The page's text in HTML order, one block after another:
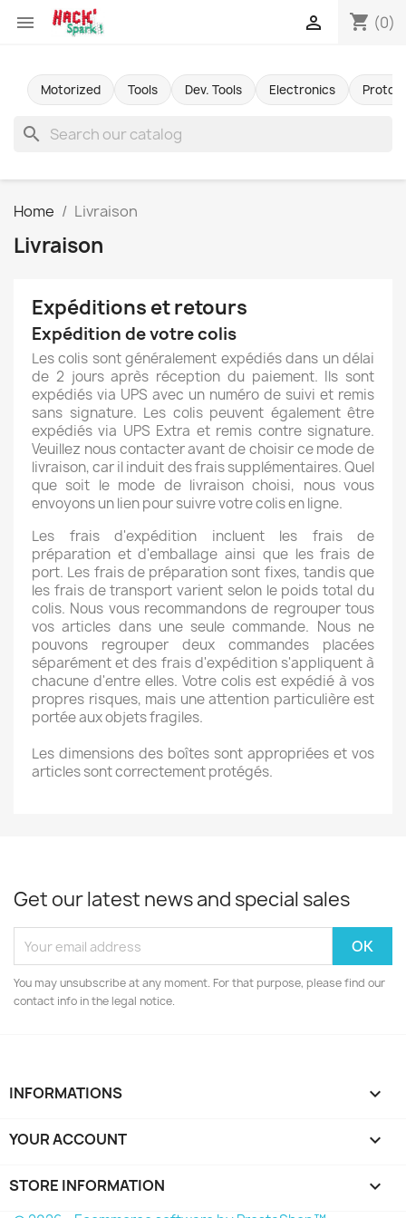
 shopping_cart (0)

Motorized Tools Dev. Tools Electronics
search
Home Livraison
Livraison
Expéditions et retours
Expédition de votre colis
Les colis sont généralement expédiés dans un délai
de 2 jours après réception du paiement. Ils sont
expédiés via UPS avec un numéro de suivi et remis
sans signature. Les colis peuvent également être
expédiés via UPS Extra et remis contre signature.
Veuillez nous contacter avant de choisir ce mode de
livraison, car il induit des frais supplémentaires. Quel
que soit le mode de livraison choisi, nous vous
envoyons un lien pour suivre votre colis en ligne.
Les frais d'expédition incluent les frais de
préparation et d'emballage ainsi que les frais de
port. Les frais de préparation sont fixes, tandis que
les frais de transport varient selon le poids total du
colis. Nous vous recommandons de regrouper tous
vos articles dans une seule commande. Nous ne
pouvons regrouper deux commandes placées
séparément et des frais d'expédition s'appliquent à
chacune d'entre elles. Votre colis est expédié à vos
propres risques, mais une attention particulière est
portée aux objets fragiles.
Les dimensions des boîtes sont appropriées et vos
articles sont correctement protégés.
Get our latest news and special sales
You may unsubscribe at any moment. For that purpose, please find our
contact info in the legal notice.
INFORMATIONS 
YOUR ACCOUNT 
STORE INFORMATION keyboard_arrow_down